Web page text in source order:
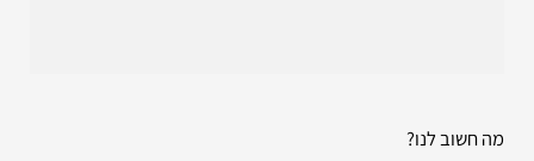
מה חשוב לנו?